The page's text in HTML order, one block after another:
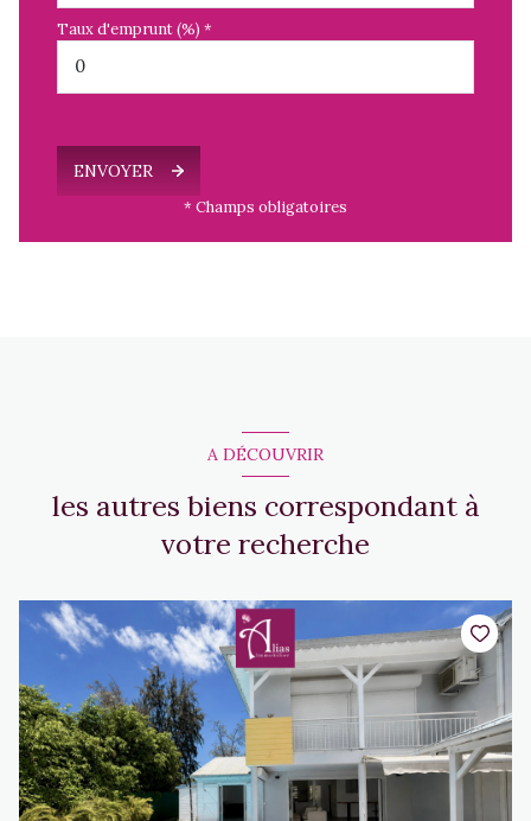
Taux d'emprunt (%) *
ENVOYER
* Champs obligatoires
A DÉCOUVRIR
les autres biens correspondant à
votre recherche